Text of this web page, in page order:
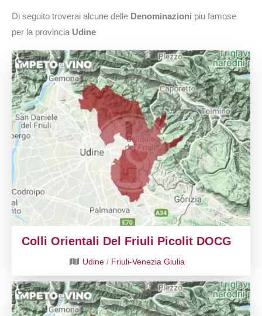
Di seguito troverai alcune delle Denominazioni piu famose
per la provincia Udine
Colli Orientali Del Friuli Picolit DOCG
Udine / Friuli-Venezia Giulia